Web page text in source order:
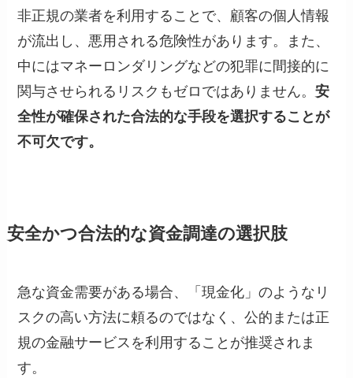
非正規の業者を利用することで、顧客の個人情報
が流出し、悪用される危険性があります。また、
中にはマネーロンダリングなどの犯罪に間接的に
関与させられるリスクもゼロではありません。安
全性が確保された合法的な手段を選択することが
不可欠です。
安全かつ合法的な資金調達の選択肢
急な資金需要がある場合、「現金化」のようなリ
スクの高い方法に頼るのではなく、公的または正
規の金融サービスを利用することが推奨されま
す。